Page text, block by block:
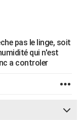
pas le linge, soit
qui n'est
a controler